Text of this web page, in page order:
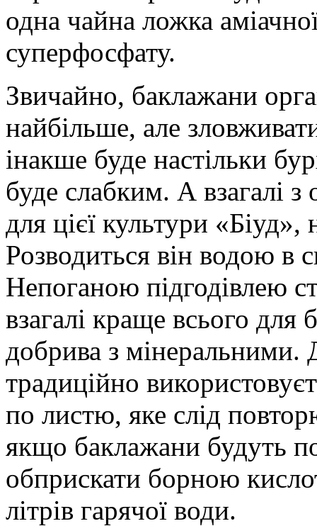
одна чайна ложка
суперфосфату.
Звичайно, баклажани
найбільше, але
інакше буде настільки
буде слабким. А взагалі з
для цієї культури «Біуд»,
Розводиться він водою в
Непоганою підгодівлею
взагалі краще всього для
добрива з
традиційно
по листю, яке слід
якщо баклажани будуть
обприскати борною
літрів гарячої води.